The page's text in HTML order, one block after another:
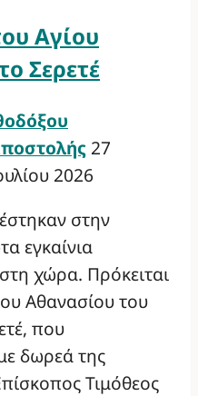
Αγίου
Σερετέ
27
2026
στην
εγκαίνια
χώρα. Πρόκειται
Αθανασίου του
που
δωρεά της
Τιμόθεος